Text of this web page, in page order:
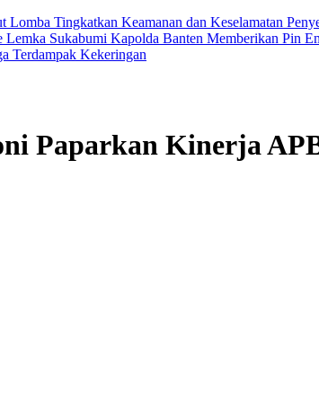
Tingkatkan Keamanan dan Keselamatan
SukabumiKapolda Banten Memberikan Pin Emas
Kekeringan
Paparkan Kinerja